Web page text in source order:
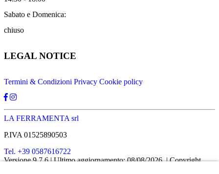
Sabato e Domenica:
chiuso
LEGAL NOTICE
Termini & Condizioni Privacy Cookie policy
LA FERRAMENTA srl
P.IVA 01525890503
Tel. +39 0587616722
Versione 9.7.6 | Ultimo aggiornamento: 08/08/2026 | Copyright